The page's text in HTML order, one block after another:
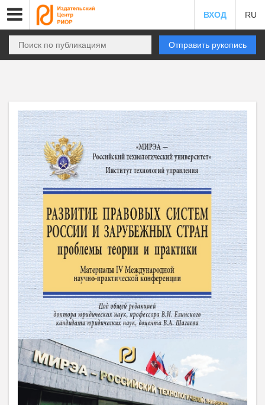
ВХОД RU
Отправить рукопись